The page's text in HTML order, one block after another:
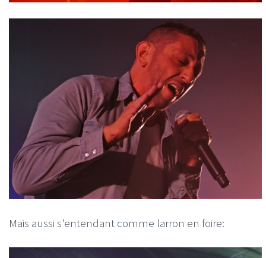
Mais aussi s'entendant comme larron en foire: